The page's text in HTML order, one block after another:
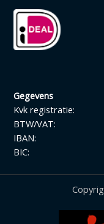
Gegevens
Kvk registratie:
BTW/VAT:
IBAN:
BIC: